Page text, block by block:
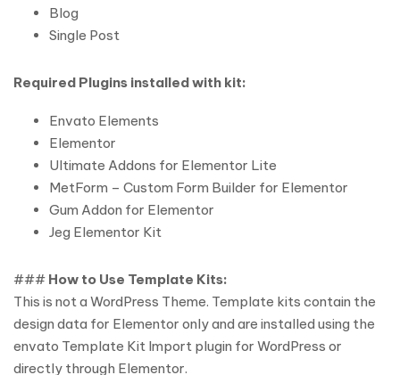
Blog
Single Post
Required Plugins installed with kit:
Envato Elements
Elementor
Ultimate Addons for Elementor Lite
MetForm – Custom Form Builder for Elementor
Gum Addon for Elementor
Jeg Elementor Kit
### How to Use Template Kits:
This is not a WordPress Theme. Template kits contain the
design data for Elementor only and are installed using the
envato Template Kit Import plugin for WordPress or
directly through Elementor.